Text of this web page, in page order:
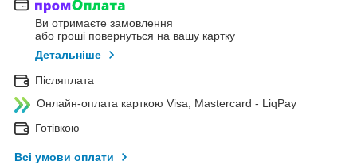
Ви отримаєте замовлення
або гроші повернуться на вашу картку
Детальніше
Післяплата
Онлайн-оплата карткою Visa, Mastercard - LiqPay
Готівкою
Всі умови оплати